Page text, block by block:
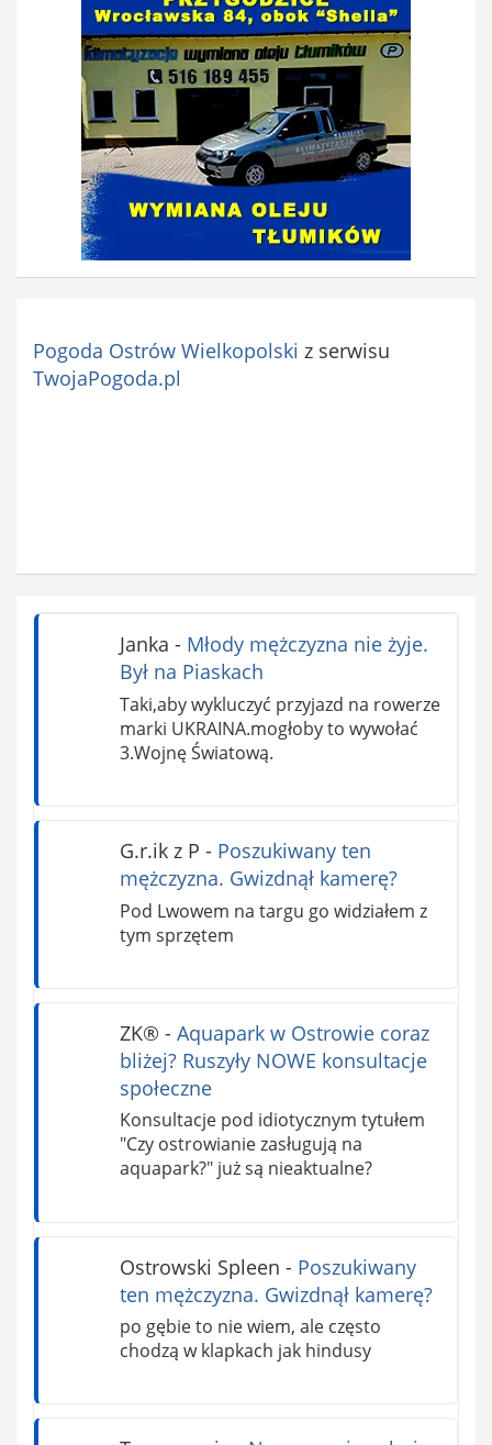
Pogoda Ostrów Wielkopolski z serwisu
TwojaPogoda.pl
Janka - Młody mężczyzna nie żyje.
Był na Piaskach
Taki,aby wykluczyć przyjazd na rowerze
marki UKRAINA.mogłoby to wywołać
3.Wojnę Światową.
G.r.ik z P - Poszukiwany ten
mężczyzna. Gwizdnął kamerę?
Pod Lwowem na targu go widziałem z
tym sprzętem
ZK®️ - Aquapark w Ostrowie coraz
bliżej? Ruszyły NOWE konsultacje
społeczne
Konsultacje pod idiotycznym tytułem
"Czy ostrowianie zasługują na
aquapark?" już są nieaktualne?
Ostrowski Spleen - Poszukiwany
ten mężczyzna. Gwizdnął kamerę?
po gębie to nie wiem, ale często
chodzą w klapkach jak hindusy